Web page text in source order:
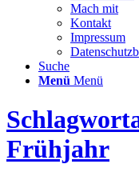
Mach mit
Kontakt
Impressum
Suche
Menü Menü
Frühjahr